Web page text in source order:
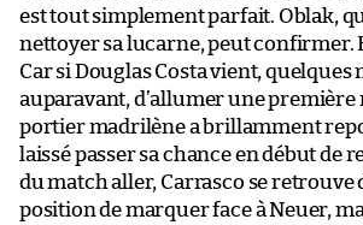
est tout simplement parfait. Oblak,
nettoyer sa lucarne, peut confirmer.
Car si Douglas Costa vient, quelques
auparavant, d’allumer une première
portier madrilène a brillamment
laissé passer sa chance en début de
du match aller, Carrasco se retrouve
position de marquer face à Neuer,